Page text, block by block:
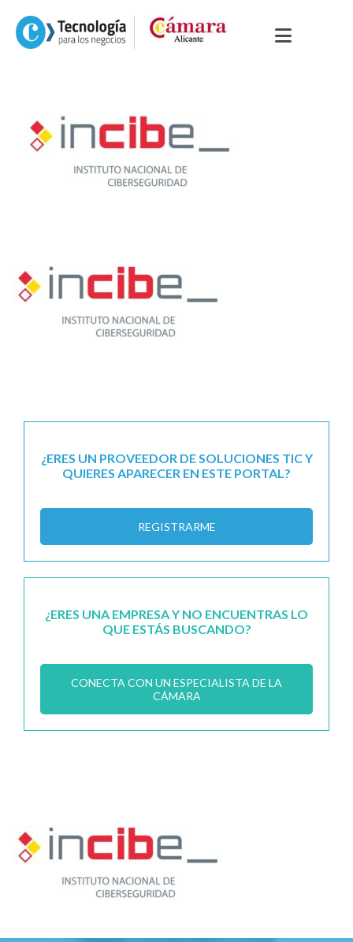
¿ERES UN PROVEEDOR DE SOLUCIONES TIC Y
QUIERES APARECER EN ESTE PORTAL?
REGISTRARME
¿ERES UNA EMPRESA Y NO ENCUENTRAS LO
QUE ESTÁS BUSCANDO?
CONECTA CON UN ESPECIALISTA DE LA
CÁMARA